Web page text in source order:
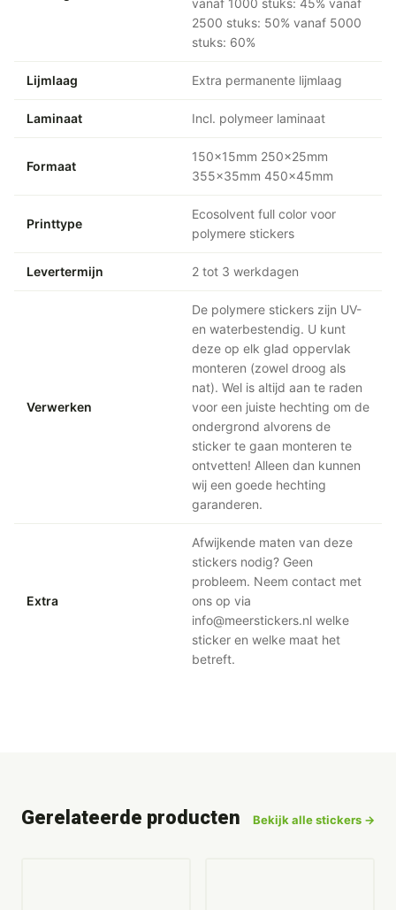
vanaf 1000 stuks: 45% vanaf
2500 stuks: 50% vanaf 5000
stuks: 60%
Lijmlaag Extra permanente lijmlaag
Laminaat Incl. polymeer laminaat
Formaat
150x15mm 250x25mm
355x35mm 450x45mm
Printtype
Ecosolvent full color voor
polymere stickers
Levertermijn 2 tot 3 werkdagen
Verwerken
De polymere stickers zijn UV-
en waterbestendig. U kunt
deze op elk glad oppervlak
monteren (zowel droog als
nat). Wel is altijd aan te raden
voor een juiste hechting om de
ondergrond alvorens de
sticker te gaan monteren te
ontvetten! Alleen dan kunnen
wij een goede hechting
garanderen.
Extra
Afwijkende maten van deze
stickers nodig? Geen
probleem. Neem contact met
ons op via
info@meerstickers.nl welke
sticker en welke maat het
betreft.
Gerelateerde producten Bekijk alle stickers →